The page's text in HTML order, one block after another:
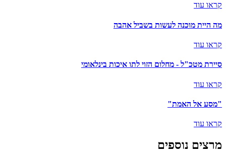
קראו עוד
מה היית מוכנה לעשות בשביל אהבה
קראו עוד
סיירת מטכ"ל - מחלום הזוי לתו איכות בינלאומי
קראו עוד
"מסע אל האמת"
קראו עוד
מרצים נוספים